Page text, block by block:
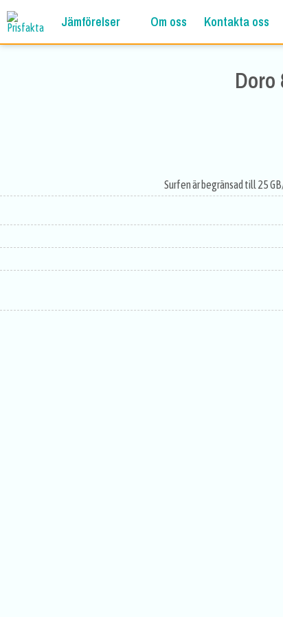
Jämförelser Om oss Kontakta oss
Doro
Surfen är begränsad till 25